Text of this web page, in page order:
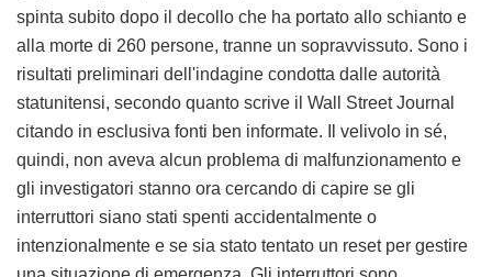
spinta subito dopo il decollo che ha portato allo schianto e
alla morte di 260 persone, tranne un sopravvissuto. Sono i
risultati preliminari dell'indagine condotta dalle autorità
statunitensi, secondo quanto scrive il Wall Street Journal
citando in esclusiva fonti ben informate. Il velivolo in sé,
quindi, non aveva alcun problema di malfunzionamento e
gli investigatori stanno ora cercando di capire se gli
interruttori siano stati spenti accidentalmente o
intenzionalmente e se sia stato tentato un reset per gestire